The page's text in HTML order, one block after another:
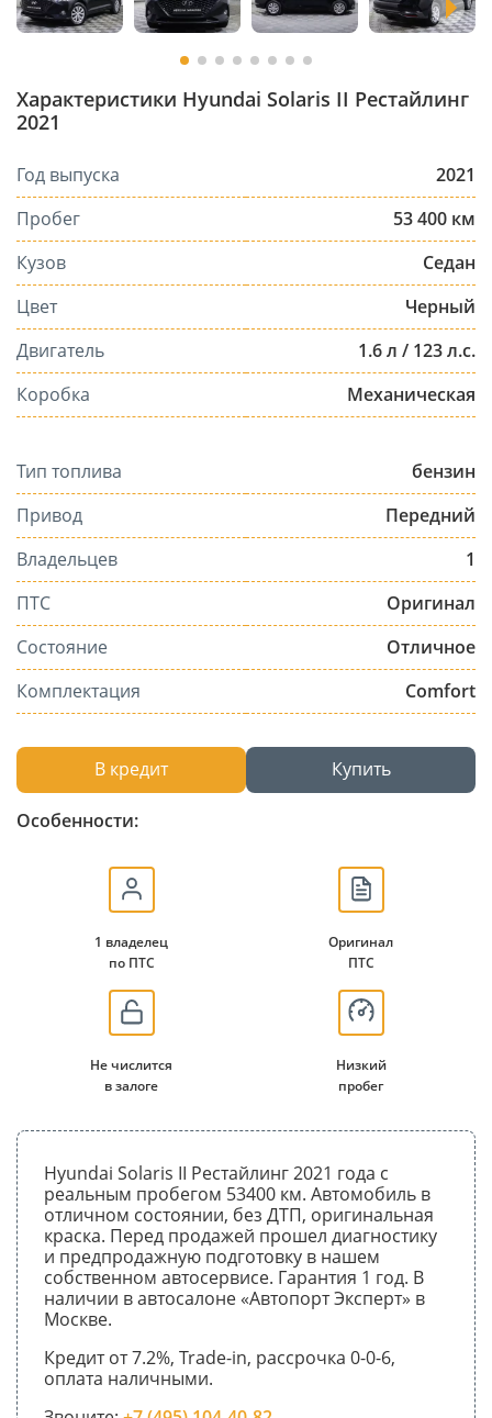
Характеристики Hyundai Solaris II Рестайлинг
2021
Год выпуска
2021
Пробег
53 400 км
Кузов
Седан
Цвет
Черный
Двигатель
1.6 л / 123 л.с.
Коробка
Механическая
Тип топлива
бензин
Привод
Передний
Владельцев
1
ПТС
Оригинал
Состояние
Отличное
Комплектация
Comfort
В кредит Купить
Особенности:
1 владелец
по ПТС
Оригинал
ПТС
Не числится
в залоге
Низкий
пробег
Hyundai Solaris II Рестайлинг 2021 года с
реальным пробегом 53400 км. Автомобиль в
отличном состоянии, без ДТП, оригинальная
краска. Перед продажей прошел диагностику
и предпродажную подготовку в нашем
собственном автосервисе. Гарантия 1 год. В
наличии в автосалоне «Автопорт Эксперт» в
Москве.
Кредит от 7.2%, Trade-in, рассрочка 0-0-6,
оплата наличными.